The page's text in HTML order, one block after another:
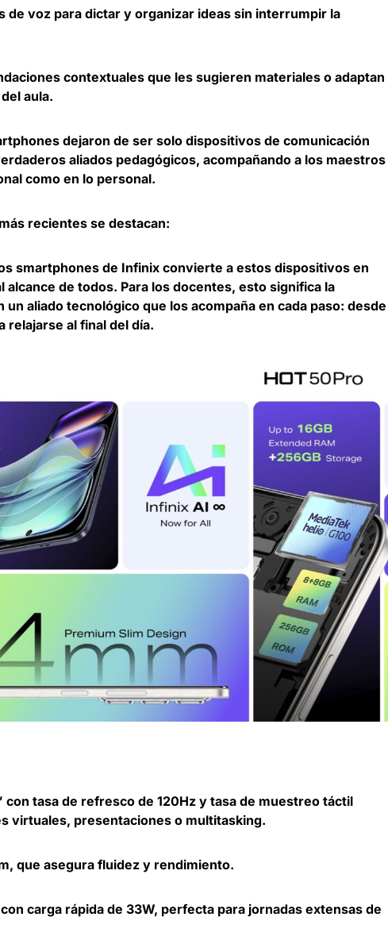
de voz para dictar y organizar ideas sin interrumpir la
contextuales que les sugieren materiales o adaptan
aula.
dejaron de ser solo dispositivos de comunicación
aliados pedagógicos, acompañando a los maestros
como en lo personal.
recientes se destacan:
smartphones de Infinix convierte a estos dispositivos en
de todos. Para los docentes, esto significa la
un aliado tecnológico que los acompaña en cada paso: desde
relajarse al final del día.
con tasa de refresco de 120Hz y tasa de muestreo táctil
virtuales, presentaciones o multitasking.
que asegura fluidez y rendimiento.
carga rápida de 33W, perfecta para jornadas extensas de